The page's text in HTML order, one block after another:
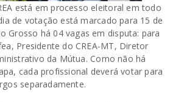
está em processo eleitoral em todo
de votação está marcado para 15 de
Grosso há 04 vagas em disputa: para
Presidente do CREA-MT, Diretor
da Mútua. Como não há
cada profissional deverá votar para
separadamente.